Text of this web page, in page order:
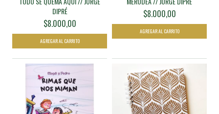
DIPRÉ
$8.000,00
$8.000,00